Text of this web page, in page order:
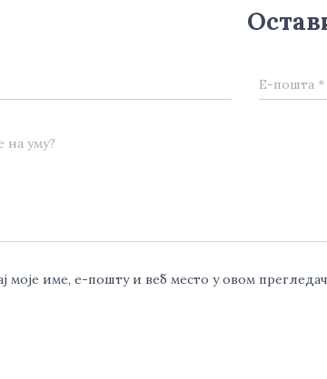
Е-пошта *
на уму?
моје име, е-пошту и веб место у овом